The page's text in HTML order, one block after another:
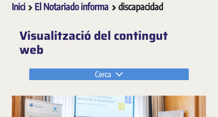
Inici El Notariado informa discapacidad
Visualització del contingut
web
Cerca